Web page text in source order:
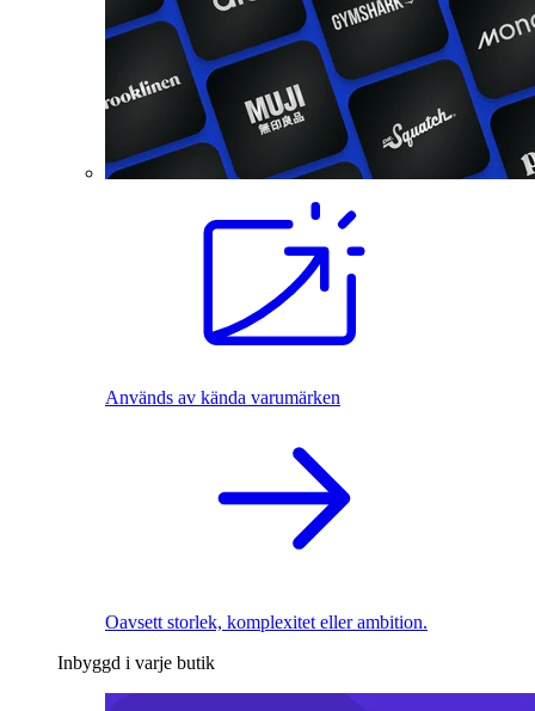
Används av kända varumärken
Oavsett storlek, komplexitet eller ambition.
Inbyggd i varje butik